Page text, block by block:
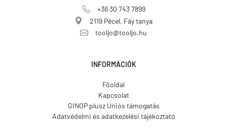
+36 30 743 7899
2119 Pécel, Fáy tanya
tooljo@tooljo.hu
INFORMÁCIÓK
Főoldal
Kapcsolat
GINOP plusz Uniós támogatás
Adatvédelmi és adatkezelési tájékoztató